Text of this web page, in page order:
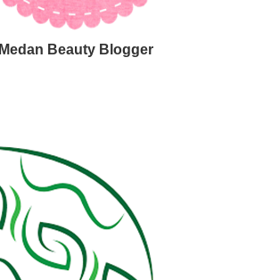
Medan Beauty Blogger